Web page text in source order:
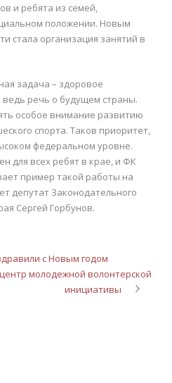
и ребята из семей,
положении. Новым
стала организация занятий в
задача – здоровое
речь о будущем страны.
особое внимание развитию
спорта. Таков приоритет,
федеральном уровне.
для всех ребят в крае, и ФК
пример такой работы на
депутат Законодательного
Сергей Горбунов.
с Новым годом
молодежной волонтерской
инициативы